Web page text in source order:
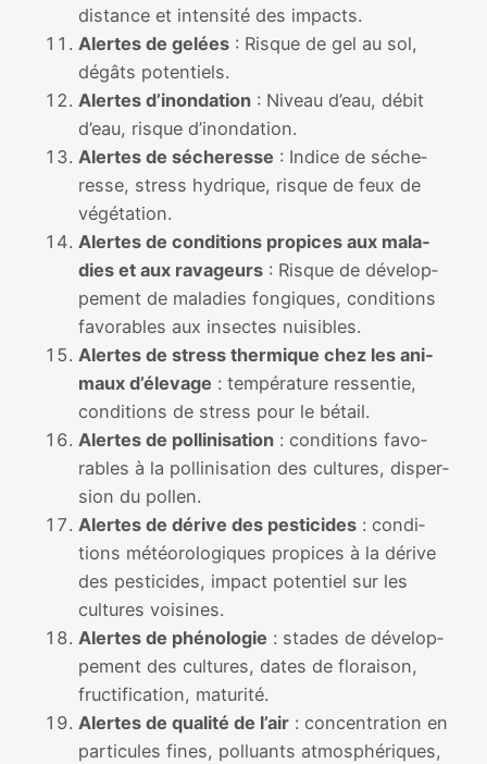
dis­tance et inten­si­té des impacts.
Alertes de gelées : Risque de gel au sol,
dégâts poten­tiels.
Alertes d’inondation : Niveau d’eau, débit
d’eau, risque d’inondation.
Alertes de séche­resse : Indice de séche­
resse, stress hydrique, risque de feux de
végé­ta­tion.
Alertes de condi­tions pro­pices aux mala­
dies et aux rava­geurs : Risque de déve­lop­
pe­ment de mala­dies fon­giques, condi­tions
favo­rables aux insectes nui­sibles.
Alertes de stress ther­mique chez les ani­
maux d’élevage : tem­pé­ra­ture res­sen­tie,
condi­tions de stress pour le bétail.
Alertes de pol­li­ni­sa­tion : condi­tions favo­
rables à la pol­li­ni­sa­tion des cultures, dis­per­
sion du pol­len.
Alertes de dérive des pes­ti­cides : condi­
tions météo­ro­lo­giques pro­pices à la dérive
des pes­ti­cides, impact poten­tiel sur les
cultures voi­sines.
Alertes de phé­no­lo­gie : stades de déve­lop­
pe­ment des cultures, dates de flo­rai­son,
fruc­ti­fi­ca­tion, matu­ri­té.
Alertes de qua­li­té de l’air : concen­tra­tion en
par­ti­cules fines, pol­luants atmo­sphé­riques,